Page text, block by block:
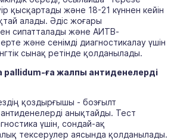
қысқартады және 18-21 күннен кейін
алады. Әдіс жоғары
сипатталады және АИТВ-
және сенімді диагностикалау үшін
сынақ ретінде қолданылады.
pallidum-ға жалпы антиденелерді
қоздырғышы - бозғылт
анықтайды. Тест
үшін, сондай-ақ
тексерулер аясында қолданылады.